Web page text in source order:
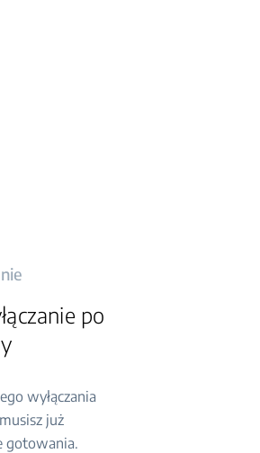
po
wyłączania
już
gotowania.